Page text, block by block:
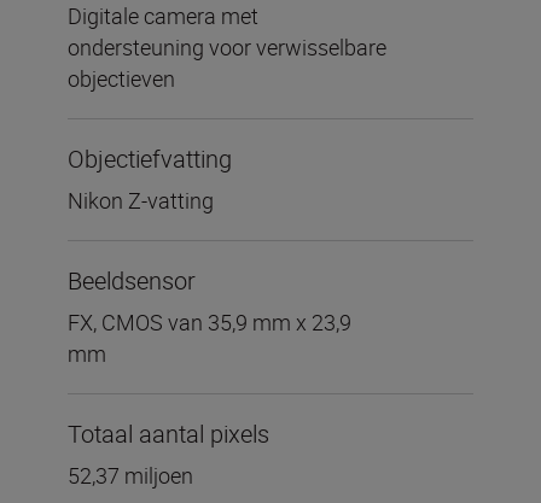
Digitale camera met
ondersteuning voor verwisselbare
objectieven
Objectiefvatting
Nikon Z-vatting
Beeldsensor
FX, CMOS van 35,9 mm x 23,9
mm
Totaal aantal pixels
52,37 miljoen